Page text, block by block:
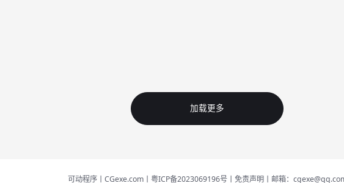
加载更多
可动程序丨CGexe.com丨粤ICP备2023069196号丨免责声明丨邮箱：